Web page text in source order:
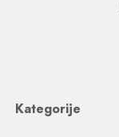
Kategorije